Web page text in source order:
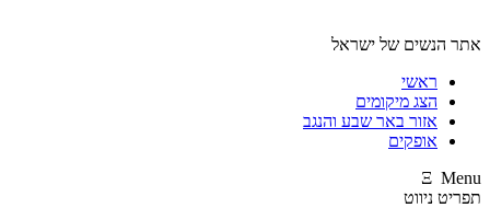
אתר הנשים של ישראל
ראשי
הצג מיקומים
אזור באר שבע והנגב
אופקים
Ξ Menu
תפריט ניווט